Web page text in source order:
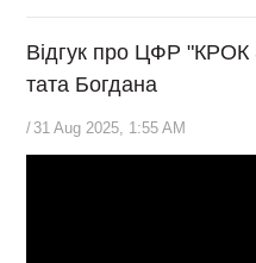
Відгук про ЦФР
тата Богдана
/ 31 Aug 2025, 1:55 AM